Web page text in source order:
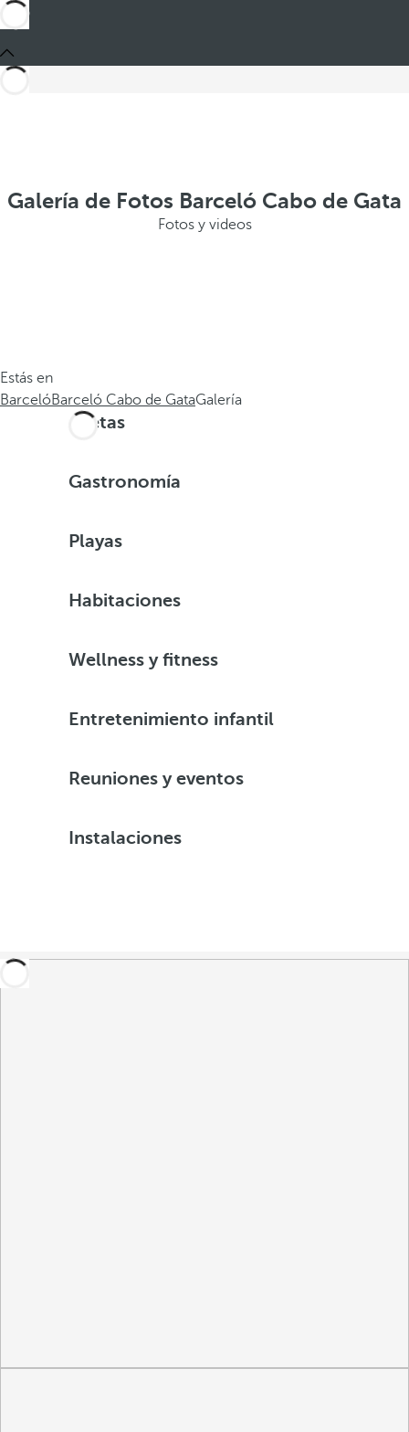
Galería de Fotos Barceló Cabo de Gata
Fotos y videos
Estás en
BarcelóBarceló Cabo de GataGalería
Piletas
Gastronomía
Playas
Habitaciones
Wellness y fitness
Entretenimiento infantil
Reuniones y eventos
Instalaciones